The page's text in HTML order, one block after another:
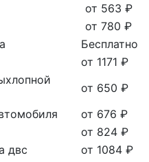
от 563 ₽
от 780 ₽
Бесплатно
от 1171 ₽
от 650 ₽
от 676 ₽
от 824 ₽
двс
от 1084 ₽